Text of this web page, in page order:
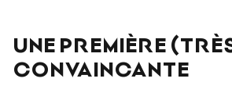
UNE PREMIÈRE
CONVAINCANTE